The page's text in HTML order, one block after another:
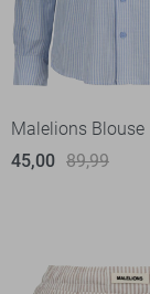
Malelions Blouse
45,00 89,99